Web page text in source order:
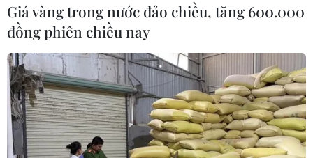
Giá vàng trong nước đảo chiều, tăng 600.000
đồng phiên chiều nay